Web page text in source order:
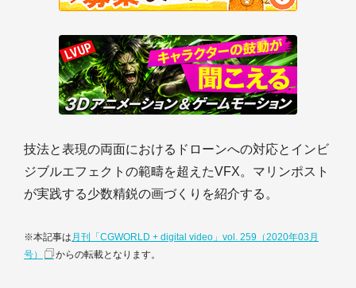
技法と表現の両面におけるドローンへの対応とインビ
ジブルエフェクトの範疇を超えたVFX。マリンポスト
が実践する少数精鋭の画づくりを紹介する。
※本記事は 月刊「CGWORLD + digital video」vol. 259（2020年03月
号）
からの転載となります。